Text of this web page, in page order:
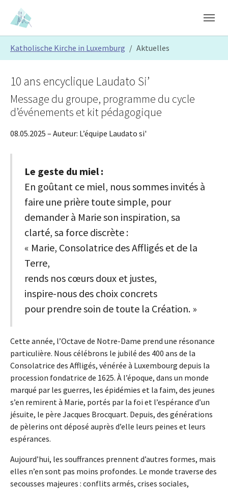
Skip to main content
Skip to page footer
Katholische Kirche in Luxemburg Aktuelles
10 ans encyclique Laudato Si’
Message du groupe, programme du cycle
d’événements et kit pédagogique
08.05.2025 – Auteur: L’équipe Laudato si'
Le geste du miel :
En goûtant ce miel, nous sommes invités à
faire une prière toute simple, pour
demander à Marie son inspiration, sa
clarté, sa force discrète :
« Marie, Consolatrice des Affligés et de la
Terre,
rends nos cœurs doux et justes,
inspire-nous des choix concrets
pour prendre soin de toute la Création. »
Cette année, l’Octave de Notre-Dame prend une résonance
particulière. Nous célébrons le jubilé des 400 ans de la
Consolatrice des Affligés, vénérée à Luxembourg depuis la
procession fondatrice de 1625. À l’époque, dans un monde
marqué par les guerres, les épidémies et la faim, des jeunes
s’en remirent à Marie, portés par la foi et l’espérance d’un
jésuite, le père Jacques Brocquart. Depuis, des générations
de pèlerins ont déposé auprès d’elle leurs peines et leurs
espérances.
Aujourd’hui, les souffrances prennent d’autres formes, mais
elles n’en sont pas moins profondes. Le monde traverse des
secousses majeures : conflits armés, crises sociales,